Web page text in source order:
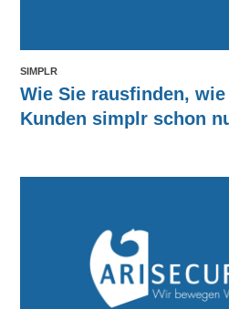
SIMPLR
Wie Sie rausfinden,
Kunden simplr schon